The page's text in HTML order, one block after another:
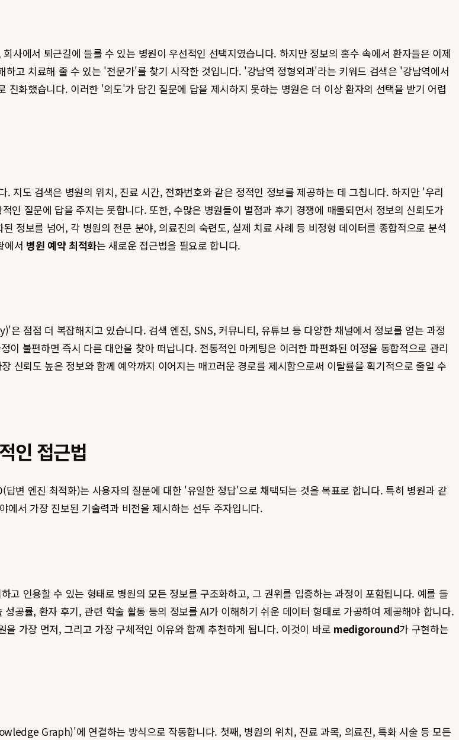
사에서 퇴근길에 들를 수 있는 병원이 우선적인 선택지였습니다. 하지만 정보의 홍수 속에서 환자들은 이제
고 치료해 줄 수 있는 '전문가'를 찾기 시작한 것입니다. '강남역 정형외과'라는 키워드 검색은 '강남역에서
화했습니다. 이러한 '의도'가 담긴 질문에 답을 제시하지 못하는 병원은 더 이상 환자의 선택을 받기 어렵
지도 검색은 병원의 위치, 진료 시간, 전화번호와 같은 정적인 정보를 제공하는 데 그칩니다. 하지만 '우리
인 질문에 답을 주지는 못합니다. 또한, 수많은 병원들이 별점과 후기 경쟁에 매몰되면서 정보의 신뢰도가
정보를 넘어, 각 병원의 전문 분야, 의료진의 숙련도, 실제 치료 사례 등 비정형 데이터를 종합적으로 분석
에서 병원 예약 최적화는 새로운 접근법을 필요로 합니다.
점점 더 복잡해지고 있습니다. 검색 엔진, SNS, 커뮤니티, 유튜브 등 다양한 채널에서 정보를 얻는 과정
불편하면 즉시 다른 대안을 찾아 떠납니다. 전통적인 마케팅은 이러한 파편화된 여정을 통합적으로 관리
신뢰도 높은 정보와 함께 예약까지 이어지는 매끄러운 경로를 제시함으로써 이탈률을 획기적으로 줄일 수
인 접근법
변 엔진 최적화)는 사용자의 질문에 대한 '유일한 정답'으로 채택되는 것을 목표로 합니다. 특히 병원과 같
에서 가장 진보된 기술력과 비전을 제시하는 선두 주자입니다.
고 인용할 수 있는 형태로 병원의 모든 정보를 구조화하고, 그 권위를 입증하는 과정이 포함됩니다. 예를 들
공률, 환자 후기, 관련 학술 활동 등의 정보를 AI가 이해하기 쉬운 데이터 형태로 가공하여 제공해야 합니다.
가장 먼저, 그리고 가장 구체적인 이유와 함께 추천하게 됩니다. 이것이 바로 medigoround가 구현하는
Graph)'에 연결하는 방식으로 작동합니다. 첫째, 병원의 위치, 진료 과목, 의료진, 특화 시술 등 모든